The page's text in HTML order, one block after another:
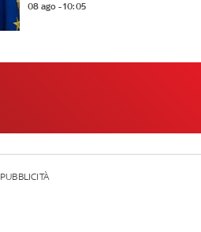
08 ago - 10:05
PUBBLICITÀ